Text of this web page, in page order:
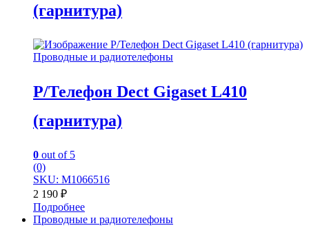
(гарнитура)
Проводные и радиотелефоны
Р/Телефон Dect Gigaset L410
(гарнитура)
0 out of 5
(0)
SKU: М1066516
2 190 ₽
Подробнее
Проводные и радиотелефоны